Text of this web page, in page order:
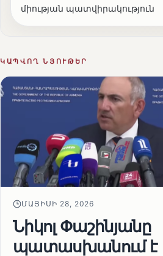
միության պատվիրակություն
ԿԱՊՎՈՂ ՆՅՈՒԹԵՐ
ՄԱՅԻՍԻ 28, 2026
Նիկոլ Փաշինյանը
պատասխանում է